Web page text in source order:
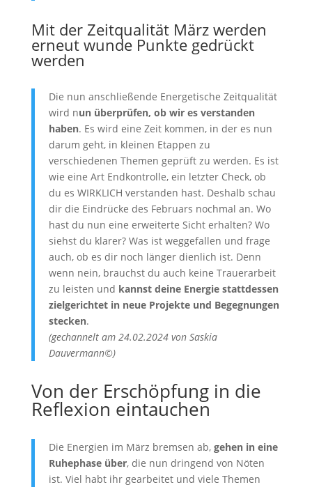
Mit der Zeitqualität März werden
erneut wunde Punkte gedrückt
werden
Die nun anschließende Energetische Zeitqualität
wird nun überprüfen, ob wir es verstanden
haben. Es wird eine Zeit kommen, in der es nun
darum geht, in kleinen Etappen zu
verschiedenen Themen geprüft zu werden. Es ist
wie eine Art Endkontrolle, ein letzter Check, ob
du es WIRKLICH verstanden hast. Deshalb schau
dir die Eindrücke des Februars nochmal an. Wo
hast du nun eine erweiterte Sicht erhalten? Wo
siehst du klarer? Was ist weggefallen und frage
auch, ob es dir noch länger dienlich ist. Denn
wenn nein, brauchst du auch keine Trauerarbeit
zu leisten und kannst deine Energie stattdessen
zielgerichtet in neue Projekte und Begegnungen
stecken.
(gechannelt am 24.02.2024 von Saskia
Dauvermann©)
Von der Erschöpfung in die
Reflexion eintauchen
Die Energien im März bremsen ab, gehen in eine
Ruhephase über, die nun dringend von Nöten
ist. Viel habt ihr gearbeitet und viele Themen